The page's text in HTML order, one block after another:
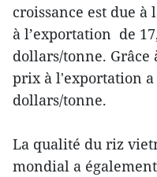
croissance est due
à l’exportation de
dollars/tonne. Grâce
prix à l'exportation a
dollars/tonne.
La qualité du riz
mondial a